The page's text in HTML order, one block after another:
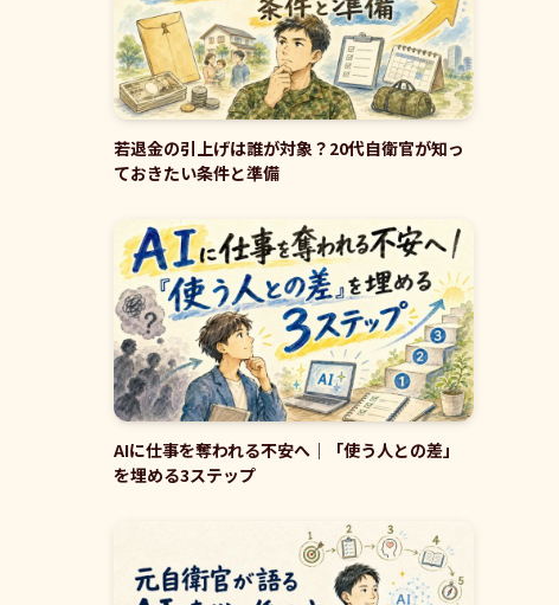
若退金の引上げは誰が対象？20代自衛官が知っ
ておきたい条件と準備
AIに仕事を奪われる不安へ｜「使う人との差」
を埋める3ステップ